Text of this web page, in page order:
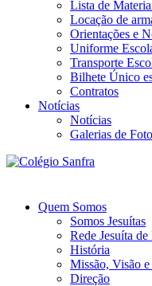
Lista de
Locação de
Orientações e
Uniforme
Transporte
Bilhete Único
Contratos
Notícias
Notícias
Galerias de
Quem Somos
Somos Jesuítas
Rede Jesuíta
História
Missão, Visão
Direção